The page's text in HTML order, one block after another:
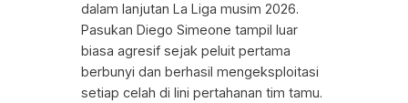
dalam lanjutan La Liga musim 2026.
Pasukan Diego Simeone tampil luar
biasa agresif sejak peluit pertama
berbunyi dan berhasil mengeksploitasi
setiap celah di lini pertahanan tim tamu.